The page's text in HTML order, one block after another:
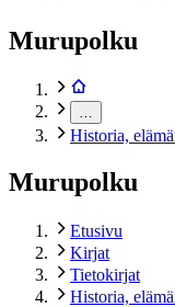
Murupolku
Historia,
Murupolku
Etusivu
Kirjat
Tietokirjat
Historia,